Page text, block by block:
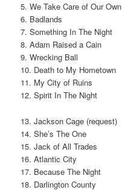
5. We Take Care of Our Own
6. Badlands
7. Something In The Night
8. Adam Raised a Cain
9. Wrecking Ball
10. Death to My Hometown
11. My City of Ruins
12. Spirit In The Night
13. Jackson Cage (request)
14. She’s The One
15. Jack of All Trades
16. Atlantic City
17. Because The Night
18. Darlington County